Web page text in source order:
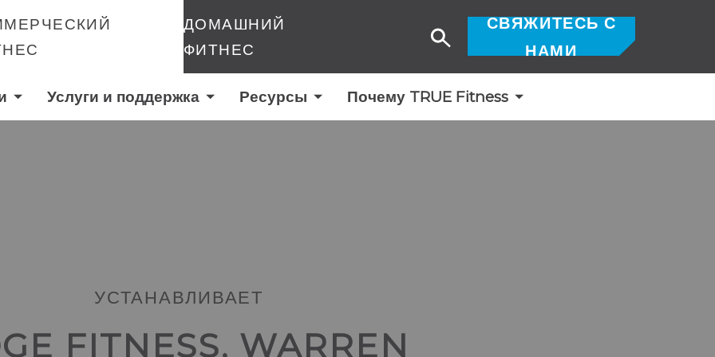
ДОМАШНИЙ
ФИТНЕС
Услуги и поддержка Ресурсы Почему TRUE Fitness
СВЯЖИТЕСЬ С
НАМИ
Поиск
УСТАНАВЛИВАЕТ
FITNESS, WARREN